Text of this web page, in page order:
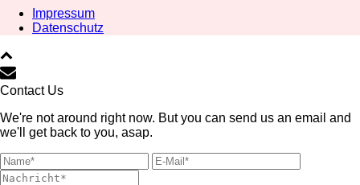
Impressum
Datenschutz
Contact Us
We're not around right now. But you can send us an email and
we'll get back to you, asap.